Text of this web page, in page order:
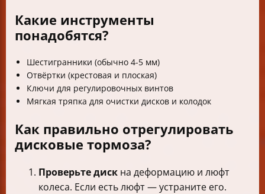
Какие инструменты
понадобятся?
Шестигранники (обычно 4-5 мм)
Отвёртки (крестовая и плоская)
Ключи для регулировочных винтов
Мягкая тряпка для очистки дисков и колодок
Как правильно отрегулировать
дисковые тормоза?
Проверьте диск на деформацию и люфт
колеса. Если есть люфт — устраните его.